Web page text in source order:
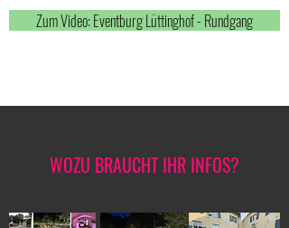
Zum Video: Eventburg Lüttinghof - Rundgang
WOZU BRAUCHT IHR INFOS?